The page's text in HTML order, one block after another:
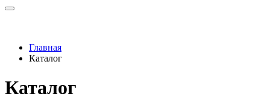
Главная
Каталог
Каталог